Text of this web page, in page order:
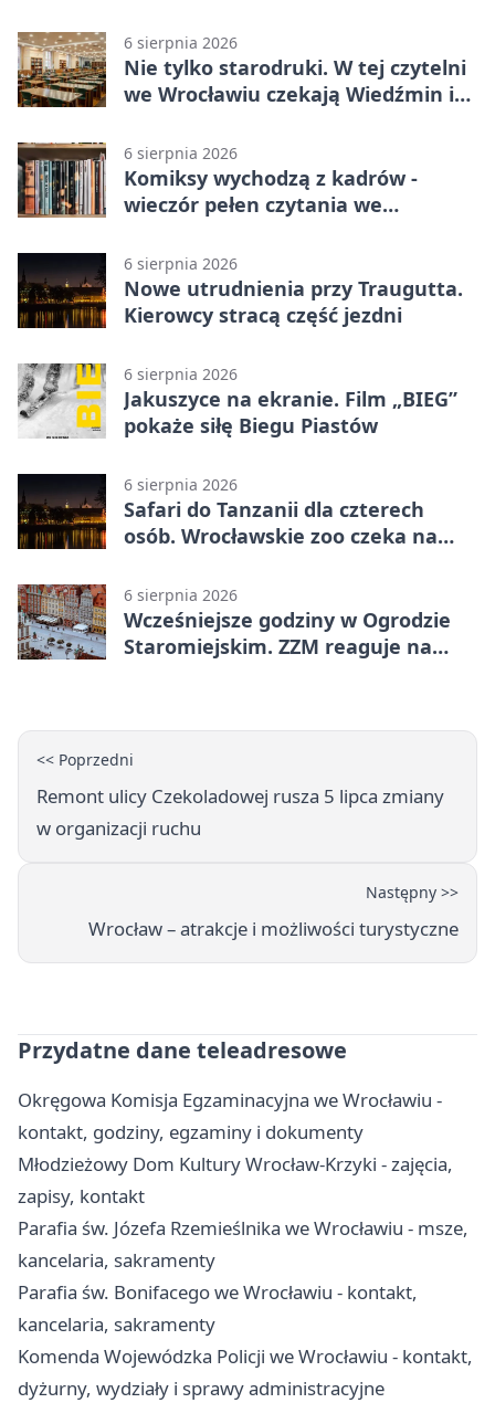
6 sierpnia 2026
Nie tylko starodruki. W tej czytelni
we Wrocławiu czekają Wiedźmin i
6 sierpnia 2026
Komiksy wychodzą z kadrów -
wieczór pełen czytania we
6 sierpnia 2026
Nowe utrudnienia przy Traugutta.
Kierowcy stracą część jezdni
6 sierpnia 2026
Jakuszyce na ekranie. Film „BIEG”
pokaże siłę Biegu Piastów
6 sierpnia 2026
Safari do Tanzanii dla czterech
osób. Wrocławskie zoo czeka na
6 sierpnia 2026
Wcześniejsze godziny w Ogrodzie
Staromiejskim. ZZM reaguje na
<< Poprzedni
Remont ulicy Czekoladowej rusza 5 lipca zmiany
w organizacji ruchu
Następny >>
Wrocław – atrakcje i możliwości turystyczne
Przydatne dane teleadresowe
Okręgowa Komisja Egzaminacyjna we Wrocławiu -
kontakt, godziny, egzaminy i dokumenty
Młodzieżowy Dom Kultury Wrocław-Krzyki - zajęcia,
zapisy, kontakt
Parafia św. Józefa Rzemieślnika we Wrocławiu - msze,
kancelaria, sakramenty
Parafia św. Bonifacego we Wrocławiu - kontakt,
kancelaria, sakramenty
Komenda Wojewódzka Policji we Wrocławiu - kontakt,
dyżurny, wydziały i sprawy administracyjne